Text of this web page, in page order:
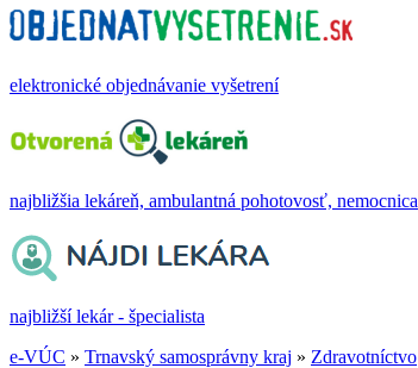
elektronické objednávanie vyšetrení
najbližšia lekáreň, ambulantná pohotovosť, nemocnica
najbližší lekár - špecialista
e-VÚC » Trnavský samosprávny kraj » Zdravotníctvo